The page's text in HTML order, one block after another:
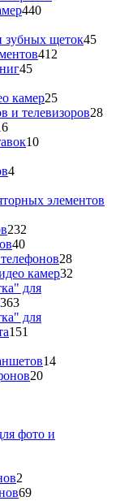
440440
зубных щеток4545
412
4545
камер2525
товаров
и телевизоров2828
16
товаров
1010
44
элементов
232
4040
товаров
2828
товаров
камер32
для
363363
товара
для
151
1414
2020
фото и
2
товара
6969